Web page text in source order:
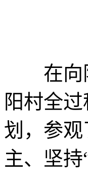
在向阳
阳村全
划，参
主、坚